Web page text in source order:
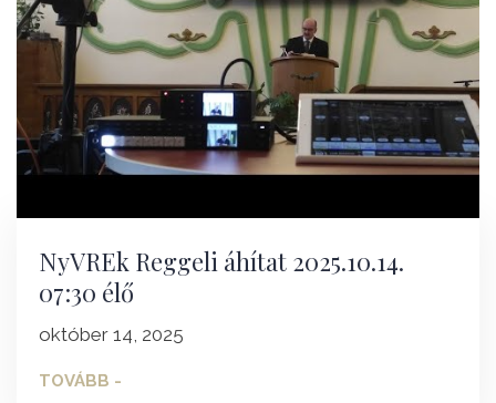
NyVREk Reggeli áhítat 2025.10.14.
07:30 élő
október 14, 2025
TOVÁBB -